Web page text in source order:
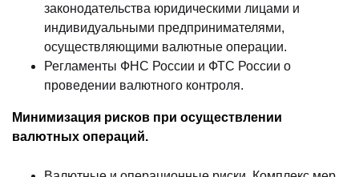
законодательства юридическими лицами и
индивидуальными предпринимателями,
осуществляющими валютные операции.
Регламенты ФНС России и ФТС России о
проведении валютного контроля.
Минимизация рисков при осуществлении
валютных операций.